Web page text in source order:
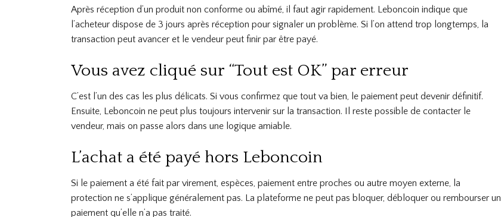
Après réception d’un produit non conforme ou abîmé, il faut agir rapidement. Leboncoin indique que
l’acheteur dispose de 3 jours après réception pour signaler un problème. Si l’on attend trop longtemps, la
transaction peut avancer et le vendeur peut finir par être payé.
Vous avez cliqué sur “Tout est OK” par erreur
C’est l’un des cas les plus délicats. Si vous confirmez que tout va bien, le paiement peut devenir définitif.
Ensuite, Leboncoin ne peut plus toujours intervenir sur la transaction. Il reste possible de contacter le
vendeur, mais on passe alors dans une logique amiable.
L’achat a été payé hors Leboncoin
Si le paiement a été fait par virement, espèces, paiement entre proches ou autre moyen externe, la
protection ne s’applique généralement pas. La plateforme ne peut pas bloquer, débloquer ou rembourser un
paiement qu’elle n’a pas traité.